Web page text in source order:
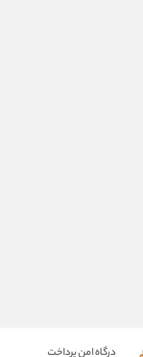
درگاه امن پرداخت